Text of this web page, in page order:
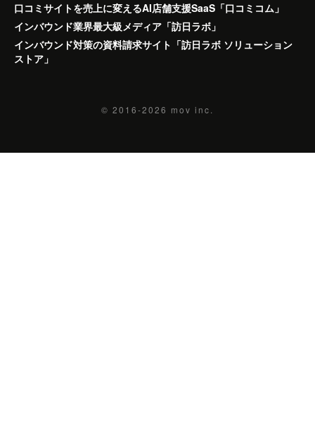
口コミサイトを売上に変えるAI店舗支援SaaS「口コミコム」
インバウンド業界最大級メディア「訪日ラボ」
インバウンド対策の資料請求サイト「訪日ラボ ソリューション
ストア」
© 2016-2026 mov inc.